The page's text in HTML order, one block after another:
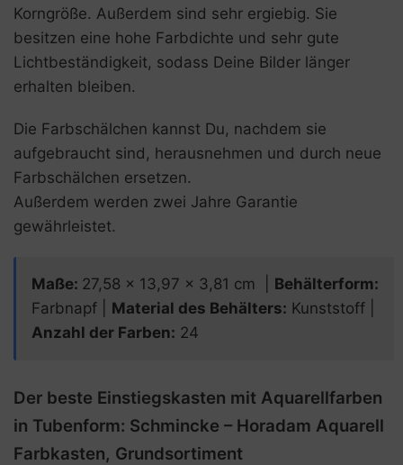
Korngröße. Außerdem sind sehr ergiebig. Sie
besitzen eine hohe Farbdichte und sehr gute
Lichtbeständigkeit, sodass Deine Bilder länger
erhalten bleiben.
Die Farbschälchen kannst Du, nachdem sie
aufgebraucht sind, herausnehmen und durch neue
Farbschälchen ersetzen.
Außerdem werden zwei Jahre Garantie
gewährleistet.
Maße: 27,58 x 13,97 x 3,81 cm | Behälterform:
Farbnapf | Material des Behälters: Kunststoff |
Anzahl der Farben: 24
Der beste Einstiegskasten mit Aquarellfarben
in Tubenform: Schmincke – Horadam Aquarell
Farbkasten, Grundsortiment